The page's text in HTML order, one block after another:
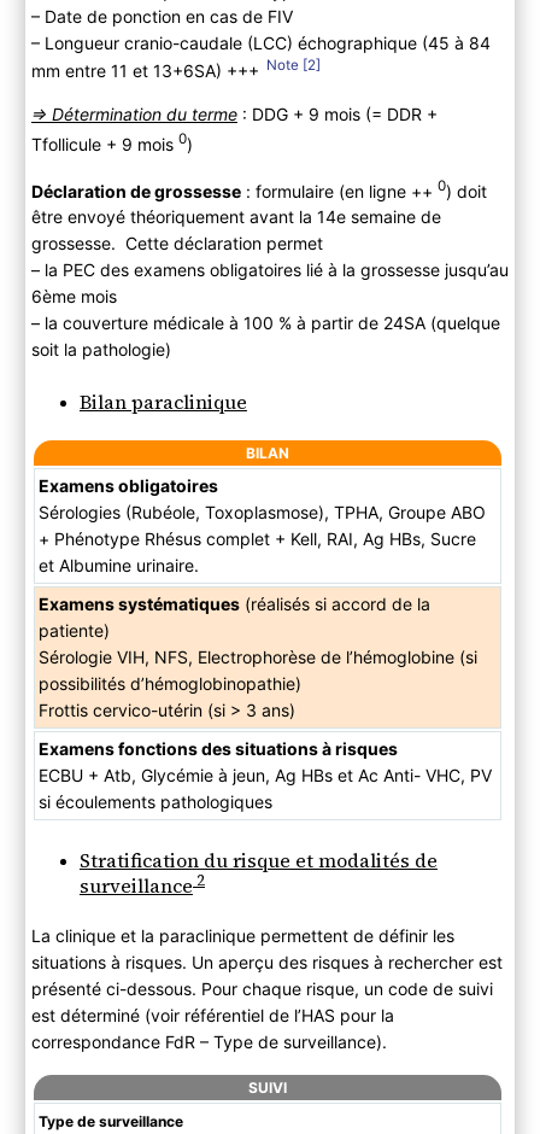
– Date de ponction en cas de FIV
– Longueur cranio-caudale (LCC) échographique (45 à 84
mm entre 11 et 13+6SA) +++
2
=> Détermination du terme: DDG + 9 mois (= DDR +
Tfollicule + 9 mois 0)
Déclaration de grossesse: formulaire (en ligne ++ 0) doit
être envoyé théoriquement avant la 14e semaine de
grossesse. Cette déclaration permet
– la PEC des examens obligatoires lié à la grossesse jusqu’au
6ème mois
– la couverture médicale à 100 % à partir de 24SA (quelque
soit la pathologie)
Bilan paraclinique
BILAN
Examens obligatoires
Sérologies (Rubéole, Toxoplasmose), TPHA, Groupe ABO
+ Phénotype Rhésus complet + Kell, RAI, Ag HBs, Sucre
et Albumine urinaire.
Examens systématiques (réalisés si accord de la
patiente)
Sérologie VIH, NFS, Electrophorèse de l’hémoglobine (si
possibilités d’hémoglobinopathie)
Frottis cervico-utérin (si > 3 ans)
Examens fonctions des situations à risques
ECBU + Atb, Glycémie à jeun, Ag HBs et Ac Anti- VHC, PV
si écoulements pathologiques
Stratification du risque et modalités de
surveillance 2
La clinique et la paraclinique permettent de définir les
situations à risques. Un aperçu des risques à rechercher est
présenté ci-dessous. Pour chaque risque, un code de suivi
est déterminé (voir référentiel de l’HAS pour la
correspondance FdR – Type de surveillance).
SUIVI
Type de surveillance